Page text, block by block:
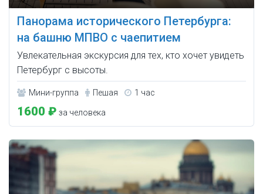
Панорама исторического Петербурга:
на башню МПВО с чаепитием
Увлекательная экскурсия для тех, кто хочет увидеть
Петербург с высоты.
Мини-группа Пешая 1 час
1600 ₽ за человека